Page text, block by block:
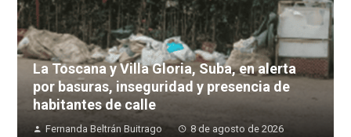
La Toscana y Villa Gloria, Suba, en alerta
por basuras, inseguridad y presencia de
habitantes de calle
Fernanda Beltrán Buitrago 8 de agosto de 2026